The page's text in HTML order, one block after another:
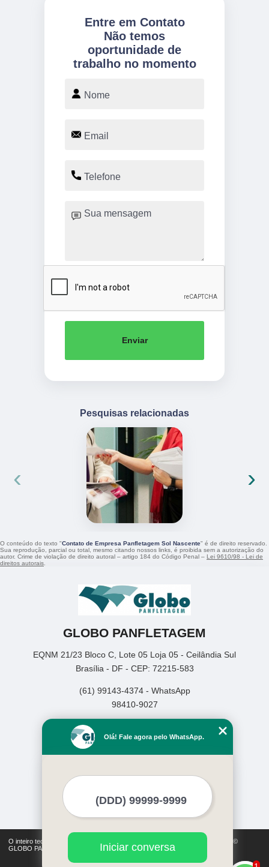
Entre em Contato
Não temos
oportunidade de
trabalho no momento
Enviar
Pesquisas relacionadas
‹ ›
O conteúdo do texto "Contato de Empresa Panfletagem Sol Nascente" é de direito reservado.
Sua reprodução, parcial ou total, mesmo citando nossos links, é proibida sem a autorização do
autor. Crime de violação de direito autoral – artigo 184 do Código Penal – Lei 9610/98 - Lei de
direitos autorais.
GLOBO PANFLETAGEM
EQNM 21/23 Bloco C, Lote 05 Loja 05 - Ceilândia Sul
Brasília - DF - CEP: 72215-583
(61) 99143-4374 - WhatsApp
98410-9027
Empresa
Missão
Mapa do site
O inteiro teor deste site está sujeito à proteção de direitos autorais. Copyright©
GLOBO PANFLETAGEM (Lei 9610 de 19/02/1998)
Olá! Fale agora pelo WhatsApp.
Iniciar conversa